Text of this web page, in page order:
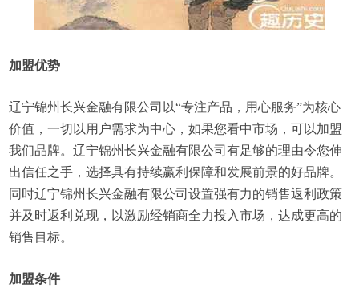
加盟优势
辽宁锦州长兴金融有限公司以“专注产品，用心服务”为核心
价值，一切以用户需求为中心，如果您看中市场，可以加盟
我们品牌。辽宁锦州长兴金融有限公司有足够的理由令您伸
出信任之手，选择具有持续赢利保障和发展前景的好品牌。
同时辽宁锦州长兴金融有限公司设置强有力的销售返利政策
并及时返利兑现，以激励经销商全力投入市场，达成更高的
销售目标。
加盟条件